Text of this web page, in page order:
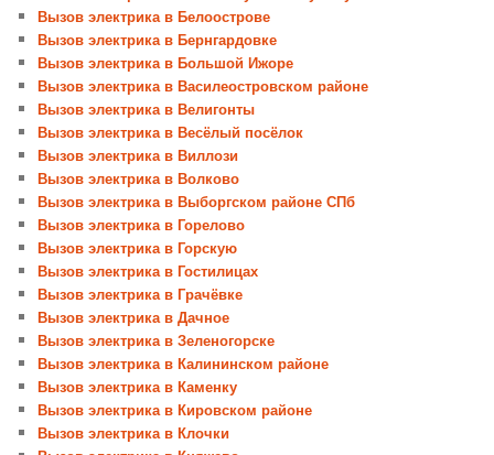
Вызов электрика в Белоострове
Вызов электрика в Бернгардовке
Вызов электрика в Большой Ижоре
Вызов электрика в Василеостровском районе
Вызов электрика в Велигонты
Вызов электрика в Весёлый посёлок
Вызов электрика в Виллози
Вызов электрика в Волково
Вызов электрика в Выборгском районе СПб
Вызов электрика в Горелово
Вызов электрика в Горскую
Вызов электрика в Гостилицах
Вызов электрика в Грачёвке
Вызов электрика в Дачное
Вызов электрика в Зеленогорске
Вызов электрика в Калининском районе
Вызов электрика в Каменку
Вызов электрика в Кировском районе
Вызов электрика в Клочки